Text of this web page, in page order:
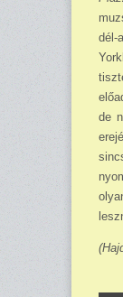
dél-
de